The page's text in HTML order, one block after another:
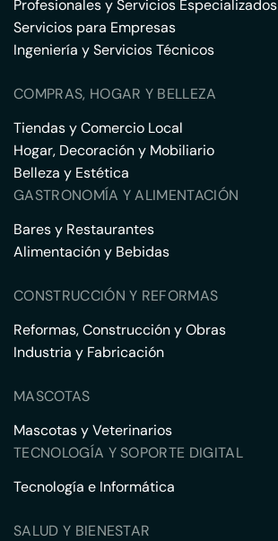
Profesionales y Servicios Especializados
Servicios para Empresas
Ingeniería y Servicios Técnicos
COMPRAS, HOGAR Y BELLEZA
Tiendas y Comercio Local
Hogar, Decoración y Mobiliario
Belleza y Estética
GASTRONOMÍA Y ALIMENTACIÓN
Bares y Restaurantes
Alimentación y Bebidas
CONSTRUCCIÓN Y REFORMAS
Reformas, Construcción y Obras
Industria y Fabricación
MASCOTAS
Mascotas y Veterinarios
TECNOLOGÍA Y SOPORTE DIGITAL
Tecnología e Informática
SALUD Y BIENESTAR